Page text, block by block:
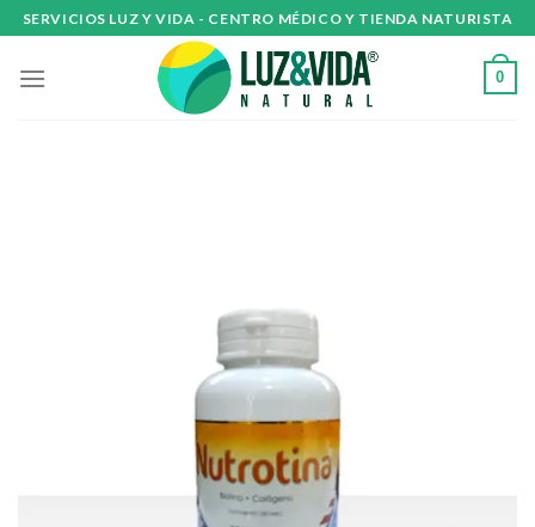
Skip
to
content
SERVICIOS LUZ Y VIDA - CENTRO MÉDICO Y TIENDA NATURISTA
0